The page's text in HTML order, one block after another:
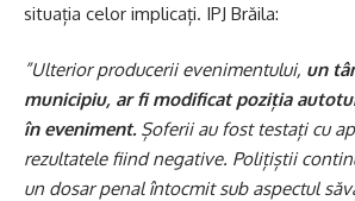
situația celor implicați. IPJ Brăila:
”Ulterior producerii evenimentului, un
municipiu, ar fi modificat poziția
în eveniment. Șoferii au fost testați cu
rezultatele fiind negative. Polițiștii
un dosar penal întocmit sub aspectul